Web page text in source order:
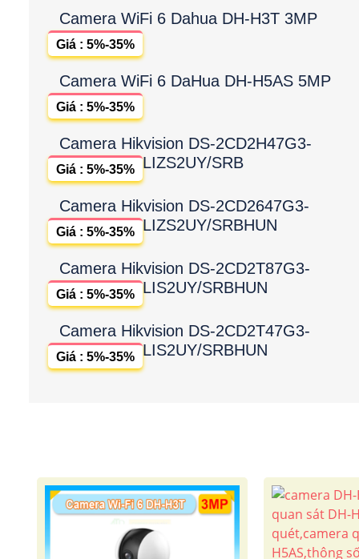
Camera WiFi 6 Dahua DH-H3T 3MP
Giá : 5%-35%
Camera WiFi 6 DaHua DH-H5AS 5MP
Giá : 5%-35%
Camera Hikvision DS-2CD2H47G3-
LIZS2UY/SRB
Giá : 5%-35%
Camera Hikvision DS-2CD2647G3-
LIZS2UY/SRBHUN
Giá : 5%-35%
Camera Hikvision DS-2CD2T87G3-
LIS2UY/SRBHUN
Giá : 5%-35%
Camera Hikvision DS-2CD2T47G3-
LIS2UY/SRBHUN
Giá : 5%-35%